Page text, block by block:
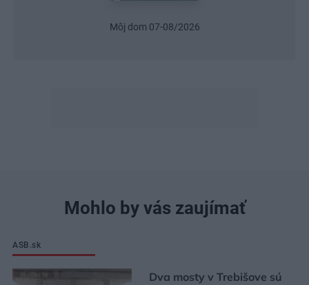
Môj dom 07-08/2026
Mohlo by vás zaujímať
ASB.sk
Dva mosty v Trebišove sú